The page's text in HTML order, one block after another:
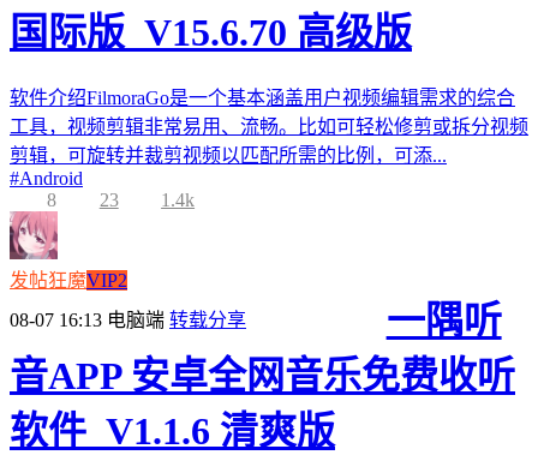
国际版_V15.6.70 高级版
软件介绍FilmoraGo是一个基本涵盖用户视频编辑需求的综合
工具，视频剪辑非常易用、流畅。比如可轻松修剪或拆分视频
剪辑，可旋转并裁剪视频以匹配所需的比例，可添...
#Android
8
23 1.4k
发帖狂魔VIP2
08-07 16:13 电脑端 转载分享
一隅听
音APP 安卓全网音乐免费收听
软件_V1.1.6 清爽版